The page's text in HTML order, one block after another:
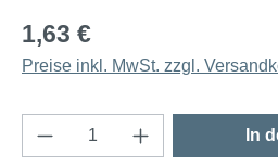
1,63 €
Preise inkl. MwSt. zzgl.
Produkt Anzahl: Gib In